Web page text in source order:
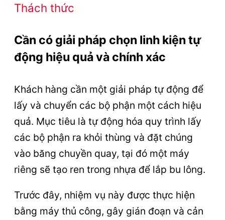
Thách thức
Cần có giải pháp chọn linh kiện tự
động hiệu quả và chính xác
Khách hàng cần một giải pháp tự động để
lấy và chuyển các bộ phận một cách hiệu
quả. Mục tiêu là tự động hóa quy trình lấy
các bộ phận ra khỏi thùng và đặt chúng
vào băng chuyền quay, tại đó một máy
riêng sẽ tạo ren trong nhựa để lắp bu lông.
Trước đây, nhiệm vụ này được thực hiện
bằng máy thủ công, gây gián đoạn và cản